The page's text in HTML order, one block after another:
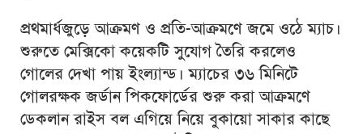
প্রথমার্ধজুড়ে আক্রমণ ও প্রতি-আক্রমণে জমে ওঠে ম্যাচ।
শুরুতে মেক্সিকো কয়েকটি সুযোগ তৈরি করলেও
গোলের দেখা পায় ইংল্যান্ড। ম্যাচের ৩৬ মিনিটে
গোলরক্ষক জর্ডান পিকফোর্ডের শুরু করা আক্রমণে
ডেকলান রাইস বল এগিয়ে নিয়ে বুকায়ো সাকার কাছে